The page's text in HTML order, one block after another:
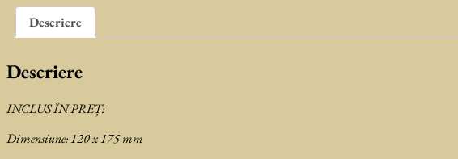
Descriere
Descriere
INCLUS ÎN PREȚ:
Dimensiune: 120 x 175 mm